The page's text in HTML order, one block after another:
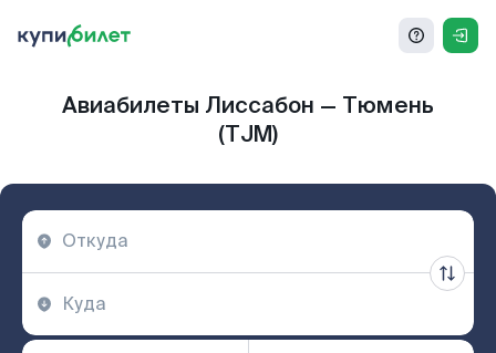
Авиабилеты Лиссабон — Тюмень
(TJM)